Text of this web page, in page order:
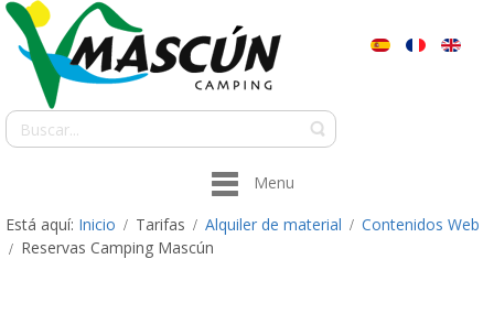
Menu
Está aquí: Inicio Tarifas Alquiler de material
Contenidos Web
Reservas Camping Mascún